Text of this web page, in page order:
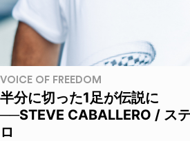
VOICE OF FREEDOM
半分に切った1足が伝説に
──STEVE CABALLERO / ス
ロ